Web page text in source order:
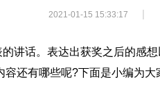
2021-01-15 15:33:17 |
讲话。表达出获奖之后的感
还有哪些呢?下面是小编为